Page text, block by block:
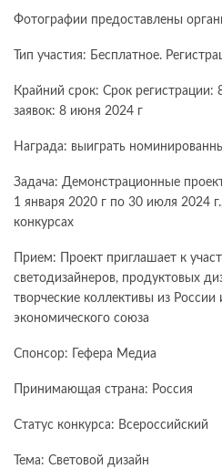
Фотографии предоставлены
Тип участия: Бесплатное.
Крайний срок: Срок регистрации:
заявок: 8 июня 2024 г
Награда: выиграть
Задача: Демонстрационные
1 января 2020 г по 30 июля 2024
конкурсах
Прием: Проект приглашает к
светодизайнеров, продуктовых
творческие коллективы из России
экономического союза
Спонсор: Гефера Медиа
Принимающая страна: Россия
Статус конкурса: Всероссийский
Тема: Световой дизайн